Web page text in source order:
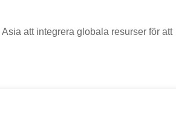
att integrera globala resurser för att